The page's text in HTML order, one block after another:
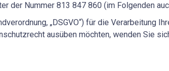
der Nummer 813 847 860 (im Folgenden
„DSGVO“) für die Verarbeitung
ausüben möchten, wenden Sie